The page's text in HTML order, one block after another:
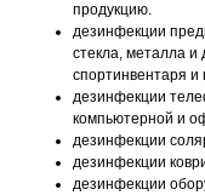
продукцию.
дезинфекции
стекла, металла и
спортинвентаря и
дезинфекции
компьютерной и
дезинфекции
дезинфекции
дезинфекции